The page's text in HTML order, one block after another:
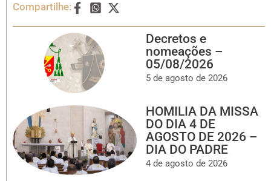
Compartilhe:
Decretos e
nomeações –
05/08/2026
5 de agosto de 2026
HOMILIA DA MISSA
DO DIA 4 DE
AGOSTO DE 2026 –
DIA DO PADRE
4 de agosto de 2026